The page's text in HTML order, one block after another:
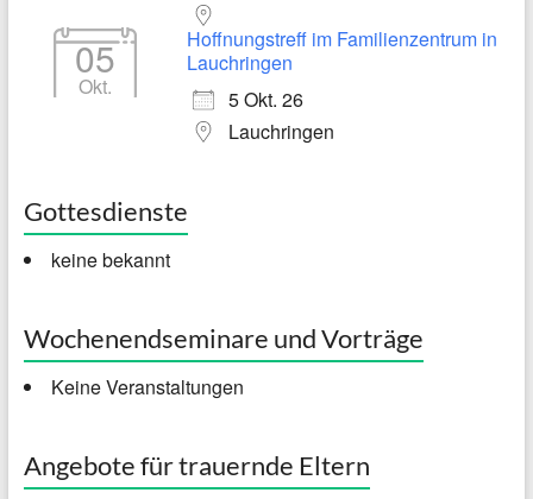
05
Okt.
Hoffnungstreff im Familienzentrum in
Lauchringen
5 Okt. 26
Lauchringen
Gottesdienste
keine bekannt
Wochenendseminare und Vorträge
Keine Veranstaltungen
Angebote für trauernde Eltern